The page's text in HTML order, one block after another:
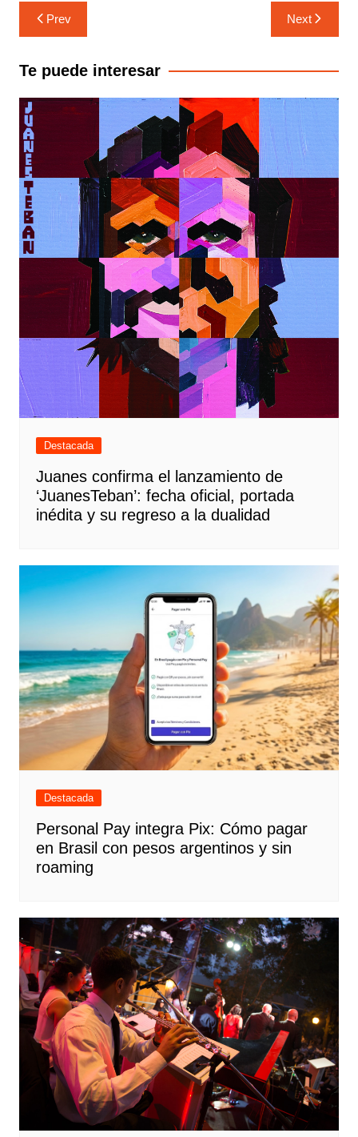
Navegación
de
entradas
Prev Next
Te puede interesar
Destacada
Juanes confirma el lanzamiento de
‘JuanesTeban’: fecha oficial, portada
inédita y su regreso a la dualidad
Destacada
Personal Pay integra Pix: Cómo pagar
en Brasil con pesos argentinos y sin
roaming